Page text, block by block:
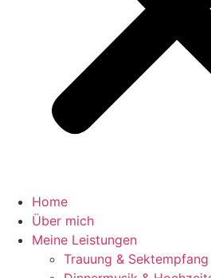
Home
Über mich
Meine Leistungen
Trauung & Sektempfang